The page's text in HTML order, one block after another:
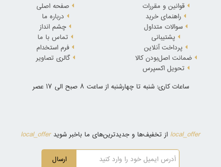
قوانین و مقررات
راهنمای خرید
سوالات متداول
پشتیبانی
پرداخت آنلاین
ضمانت اصل‌بودن کالا
تحویل اکسپرس
صفحه اصلی
درباره ما
چشم انداز
تماس با ما
فرم استخدام
گالری تصاویر
ساعات کاری: شنبه تا چهارشنبه از ساعت 8 صبح الی 17 عصر
local_offer از تخفیف‌ها و جدیدترین‌های ما باخبر شویدlocal_offer
ارسال